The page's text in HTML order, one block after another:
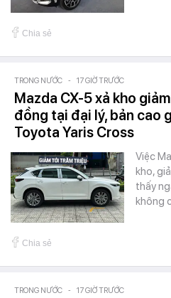
Chia sẻ
TRONG NƯỚC - 17 GIỜ TRƯỚC
Mazda CX-5 xả kho
đồng tại đại lý, bản cao
Toyota Yaris Cross
Việc
kho,
thấy
không
Chia sẻ
TRONG NƯỚC - 17 GIỜ TRƯỚC